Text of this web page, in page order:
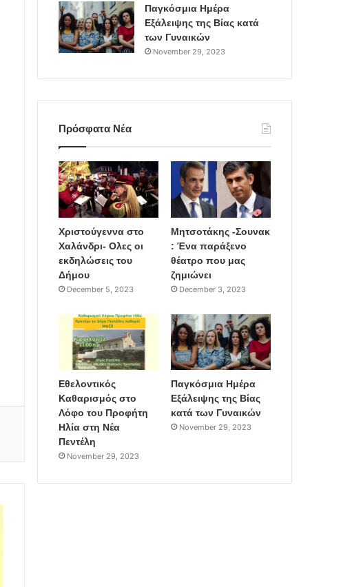
Παγκόσμια Ημέρα
Εξάλειψης της Βίας κατά
των Γυναικών
November 29, 2023
Πρόσφατα Νέα
Χριστούγεννα στο
Χαλάνδρι- Ολες οι
εκδηλώσεις του
Δήμου
December 5, 2023
Μητσοτάκης -Σουνακ
: Ένα παράξενο
θέατρο που μας
ζημιώνει
December 3, 2023
Εθελοντικός
Καθαρισμός στο
Λόφο του Προφήτη
Ηλία στη Νέα
Πεντέλη
November 29, 2023
Παγκόσμια Ημέρα
Εξάλειψης της Βίας
κατά των Γυναικών
November 29, 2023